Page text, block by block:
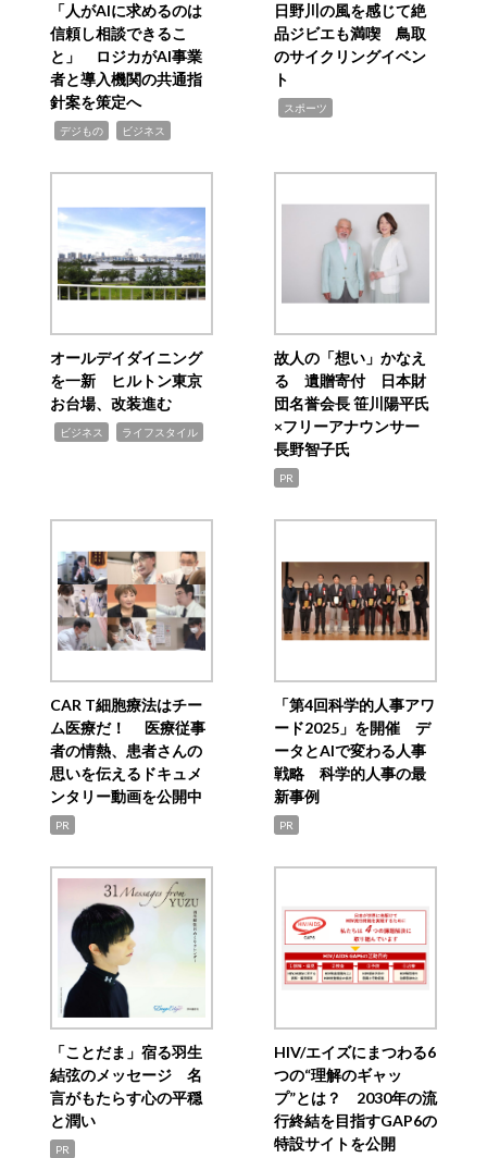
「人がAIに求めるのは
信頼し相談できるこ
と」 ロジカがAI事業
者と導入機関の共通指
針案を策定へ
デジもの ビジネス
日野川の風を感じて絶
品ジビエも満喫 鳥取
のサイクリングイベン
ト
スポーツ
オールデイダイニング
を一新 ヒルトン東京
お台場、改装進む
ビジネス ライフスタイル
故人の「想い」かなえ
る 遺贈寄付 日本財
団名誉会長 笹川陽平氏
×フリーアナウンサー
長野智子氏
PR
CAR T細胞療法はチー
ム医療だ！ 医療従事
者の情熱、患者さんの
思いを伝えるドキュメ
ンタリー動画を公開中
PR
「第4回科学的人事アワ
ード2025」を開催 デ
ータとAIで変わる人事
戦略 科学的人事の最
新事例
PR
「ことだま」宿る羽生
結弦のメッセージ 名
言がもたらす心の平穏
と潤い
PR
HIV/エイズにまつわる6
つの“理解のギャッ
プ”とは？ 2030年の流
行終結を目指すGAP6の
特設サイトを公開